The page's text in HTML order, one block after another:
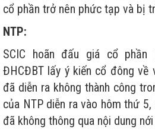
cổ phần trở nên phức tạp và bị
NTP:
SCIC hoãn đấu giá cổ
ĐHCĐBT lấy ý kiến cổ đông về
đã diễn ra không thành công
của NTP diễn ra vào hôm thứ
đã không thông qua nội dung